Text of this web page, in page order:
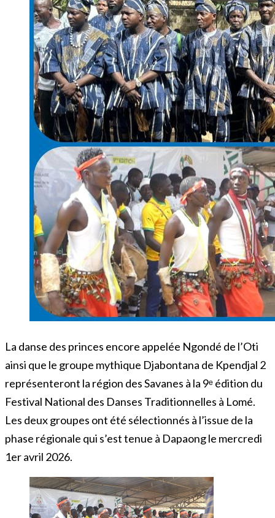
La danse des princes encore appelée Ngondé de l’Oti
ainsi que le groupe mythique Djabontana de Kpendjal 2
représenteront la région des Savanes à la 9ᵉ édition du
Festival National des Danses Traditionnelles à Lomé.
Les deux groupes ont été sélectionnés à l’issue de la
phase régionale qui s’est tenue à Dapaong le mercredi
1er avril 2026.